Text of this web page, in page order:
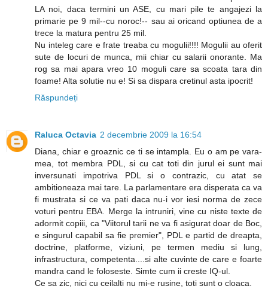
LA noi, daca termini un ASE, cu mari pile te angajezi la
primarie pe 9 mil--cu noroc!-- sau ai oricand optiunea de a
trece la matura pentru 25 mil.
Nu inteleg care e frate treaba cu mogulii!!!! Mogulii au oferit
sute de locuri de munca, mii chiar cu salarii onorante. Ma
rog sa mai apara vreo 10 moguli care sa scoata tara din
foame! Alta solutie nu e! Si sa dispara cretinul asta ipocrit!
Răspundeți
Raluca Octavia 2 decembrie 2009 la 16:54
Diana, chiar e groaznic ce ti se intampla. Eu o am pe vara-
mea, tot membra PDL, si cu cat toti din jurul ei sunt mai
inversunati impotriva PDL si o contrazic, cu atat se
ambitioneaza mai tare. La parlamentare era disperata ca va
fi mustrata si ce va pati daca nu-i vor iesi norma de zece
voturi pentru EBA. Merge la intruniri, vine cu niste texte de
adormit copiii, ca "Viitorul tarii ne va fi asigurat doar de Boc,
e singurul capabil sa fie premier", PDL e partid de dreapta,
doctrine, platforme, viziuni, pe termen mediu si lung,
infrastructura, competenta....si alte cuvinte de care e foarte
mandra cand le foloseste. Simte cum ii creste IQ-ul.
Ce sa zic, nici cu ceilalti nu mi-e rusine, toti sunt o cloaca.